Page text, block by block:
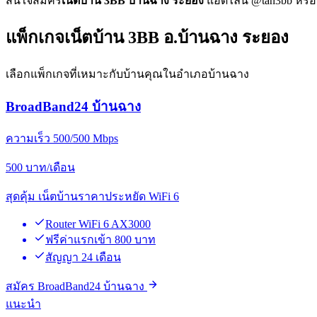
แพ็กเกจเน็ตบ้าน 3BB อ.บ้านฉาง ระยอง
เลือกแพ็กเกจที่เหมาะกับบ้านคุณในอำเภอบ้านฉาง
BroadBand24 บ้านฉาง
ความเร็ว 500/500 Mbps
500 บาท/เดือน
สุดคุ้ม เน็ตบ้านราคาประหยัด WiFi 6
Router WiFi 6 AX3000
ฟรีค่าแรกเข้า 800 บาท
สัญญา 24 เดือน
สมัคร BroadBand24 บ้านฉาง
แนะนำ